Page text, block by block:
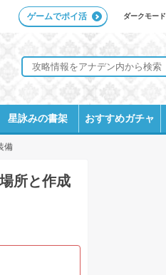
ダークモード
ゲームでポイ活
星詠みの書架 おすすめガチャ
備
所と作成